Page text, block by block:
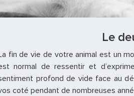
Le
fin de vie de votre animal est un
normal de ressentir et
profond de vide face au
coté pendant de nombreuses